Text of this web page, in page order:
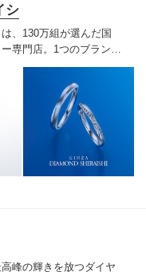
シ
、130万組が選んだ国
専門店。1つのブランド
豊富なデザインを取り
き」を同時に叶えた満
ています。多くのお客
身に着けるための指輪
サービスをぜひ一度店
峰の輝きを放つダイヤ